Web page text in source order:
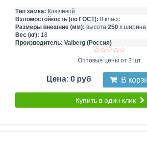
Тип замка: Ключевой
Взломостойкость (по ГОСТ): 0 класс
Размеры внешние (мм): высота 250 х ширина
Вес (кг): 18
Производитель: Valberg (Россия)
Оптовые цены от 3 шт.
Цена: 0 руб В
Купить в один клик